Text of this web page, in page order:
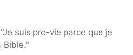
"Je suis pro-vie parce que je
Bible."